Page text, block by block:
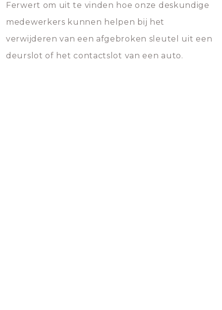
Ferwert om uit te vinden hoe onze deskundige
medewerkers kunnen helpen bij het
verwijderen van een afgebroken sleutel uit een
deurslot of het contactslot van een auto.